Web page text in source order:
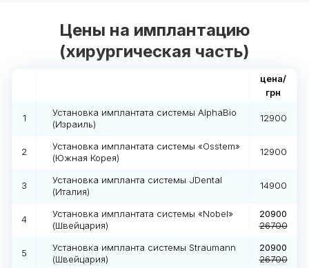
Цены на имплантацию
(хирургическая часть)
цена/
грн
1
Установка имплантата системы AlphaBio
(Израиль)
12900
2
Установка имплантата системы «Osstem»
(Южная Корея)
12900
3
Установка импланта системы JDental
(Италия)
14900
4
Установка имплантата системы «Nobel»
(Швейцария)
20900
26700
5
Установка импланта системы Straumann
(Швейцария)
20900
26700